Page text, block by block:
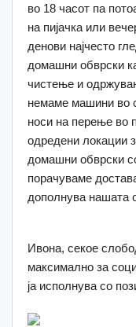
во 18 часот па
на пијачка или
денови најчесто
домашни обврски
чистење и
немаме машини во
носи на перење во
одредени локации
домашни обврски
порачуваме
дополнува нашата
Ивона, секое
максимално за
ја исполнува со